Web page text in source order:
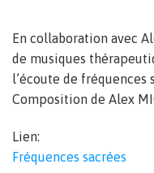
En collaboration avec
de musiques
l’écoute de fréquences
Composition de Alex
Lien:
Fréquences sacrées